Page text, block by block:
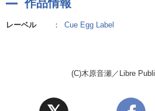
作品情報
レーベル ： Cue Egg Label
(C)木原音瀬／Libre